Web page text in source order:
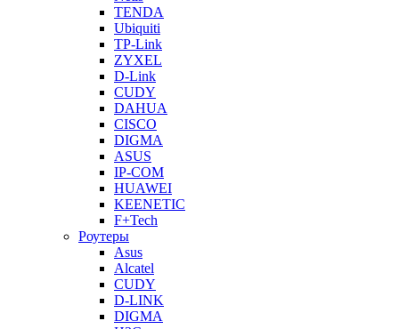
TENDA
Ubiquiti
TP-Link
ZYXEL
D-Link
CUDY
DAHUA
CISCO
DIGMA
ASUS
IP-COM
HUAWEI
KEENETIC
F+Tech
Роутеры
Asus
Alcatel
CUDY
D-LINK
DIGMA